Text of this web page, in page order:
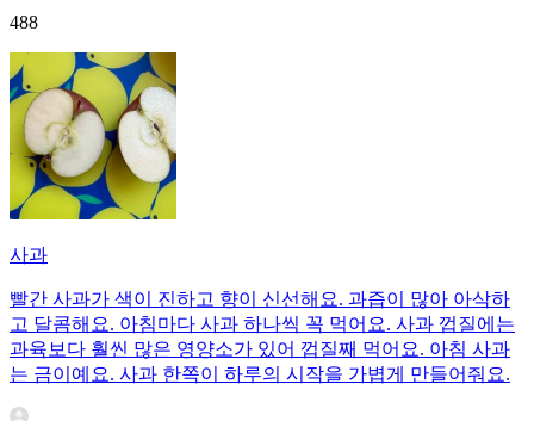
488
사과
빨간 사과가 색이 진하고 향이 신선해요. 과즙이 많아 아삭하
고 달콤해요. 아침마다 사과 하나씩 꼭 먹어요. 사과 껍질에는
과육보다 훨씬 많은 영양소가 있어 껍질째 먹어요. 아침 사과
는 금이예요. 사과 한쪽이 하루의 시작을 가볍게 만들어줘요.